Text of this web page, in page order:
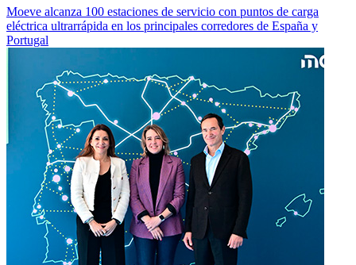
Moeve alcanza 100 estaciones de servicio con puntos de carga
eléctrica ultrarrápida en los principales corredores de España y
Portugal